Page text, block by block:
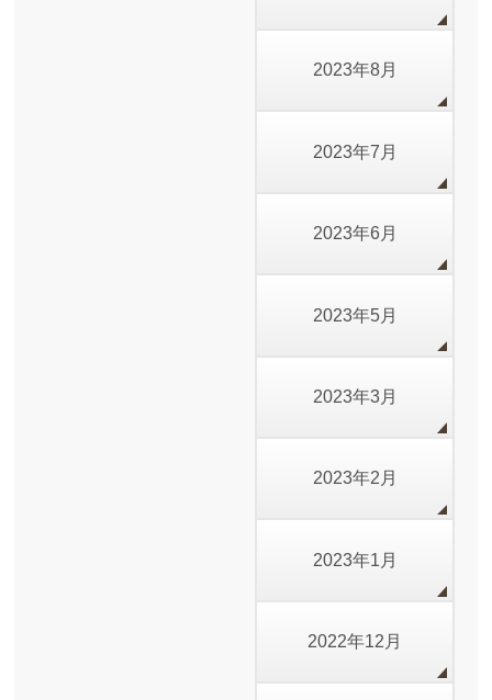
2023年8月
2023年7月
2023年6月
2023年5月
2023年3月
2023年2月
2023年1月
2022年12月